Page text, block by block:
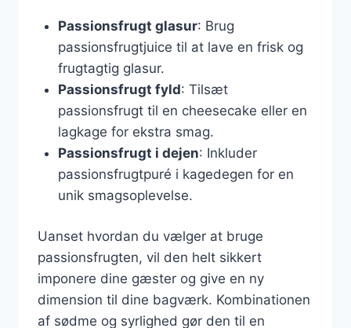
Passionsfrugt glasur: Brug
passionsfrugtjuice til at lave en frisk og
frugtagtig glasur.
Passionsfrugt fyld: Tilsæt
passionsfrugt til en cheesecake eller en
lagkage for ekstra smag.
Passionsfrugt i dejen: Inkluder
passionsfrugtpuré i kagedegen for en
unik smagsoplevelse.
Uanset hvordan du vælger at bruge
passionsfrugten, vil den helt sikkert
imponere dine gæster og give en ny
dimension til dine bagværk. Kombinationen
af sødme og syrlighed gør den til en